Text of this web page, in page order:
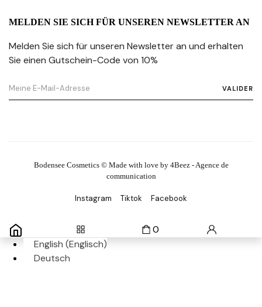
MELDEN SIE SICH FÜR UNSEREN NEWSLETTER AN
Melden Sie sich für unseren Newsletter an und erhalten
Sie einen Gutschein-Code von 10%
VALIDER
Bodensee Cosmetics © Made with love by 4Beez - Agence de
communication
Instagram Tiktok Facebook
0
English (Englisch)
Deutsch